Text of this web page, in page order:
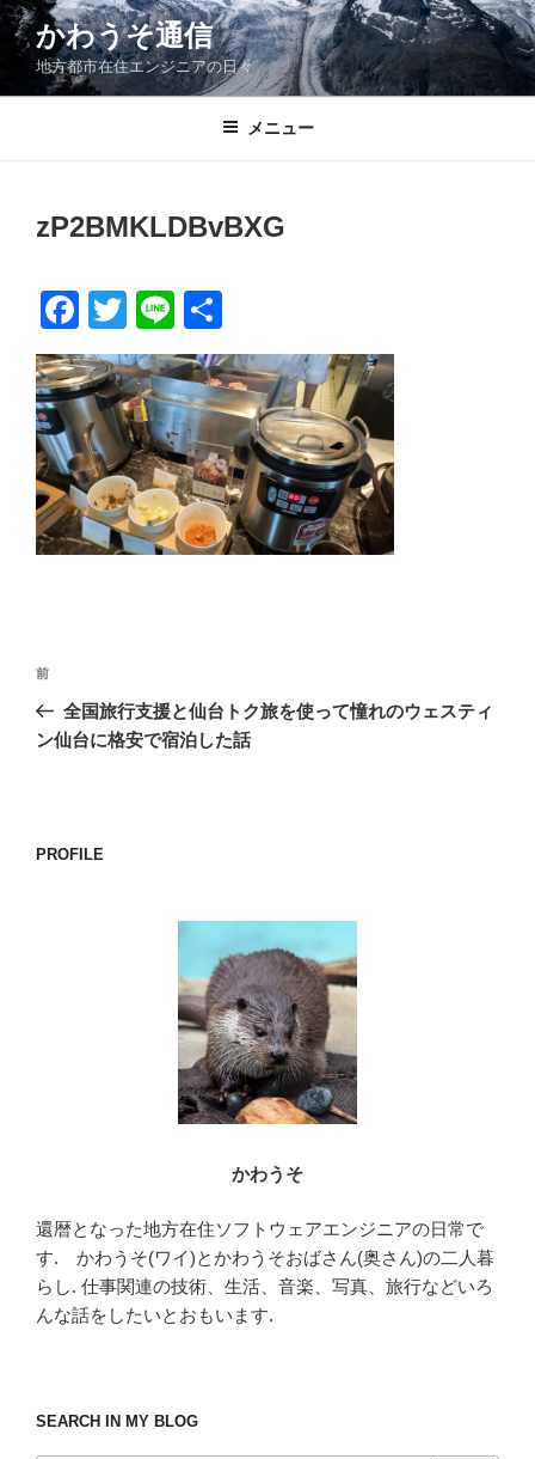
コ
ン
ン
かわうそ通信
地方都市在住エンジニアの日々
メニュー
zP2BMKLDBvBXG
F
a
c
e
b
o
o
T
wi
tt
er
Li
n
e
有
投
ナ
シ
前
の
投
前
全国旅行支援と仙台トク旅を使って憧れのウェスティ
ン仙台に格安で宿泊した話
PROFILE
かわうそ
還暦となった地方在住ソフトウェアエンジニアの日常で
す. かわうそ(ワイ)とかわうそおばさん(奥さん)の二人暮
らし. 仕事関連の技術、生活、音楽、写真、旅行などいろ
んな話をしたいとおもいます.
SEARCH IN MY BLOG